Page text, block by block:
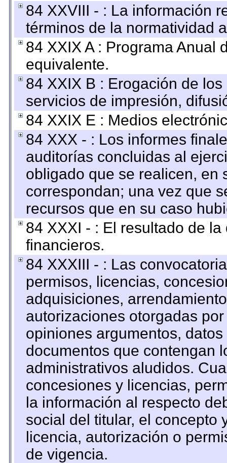
84 XXVIII - : La información
términos de la normatividad
84 XXIX A : Programa Anual
equivalente.
84 XXIX B : Erogación de
servicios de impresión,
84 XXIX E : Medios
84 XXX - : Los informes
auditorías concluidas al
obligado que se realicen, en
correspondan; una vez que
recursos que en su caso
84 XXXI - : El resultado de
financieros.
84 XXXIII - : Las
permisos, licencias,
adquisiciones,
autorizaciones otorgadas
opiniones argumentos,
documentos que contengan
administrativos aludidos.
concesiones y licencias,
la información al respecto
social del titular, el concepto
licencia, autorización o
de vigencia.